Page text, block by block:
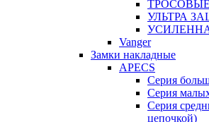
УЛЬТРА
Vanger
Замки накладные
APECS
Серия
Серия
Серия
цепочкой)